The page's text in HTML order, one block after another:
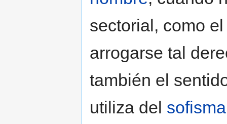
sectorial, como
arrogarse tal
también el
utiliza del sofisma